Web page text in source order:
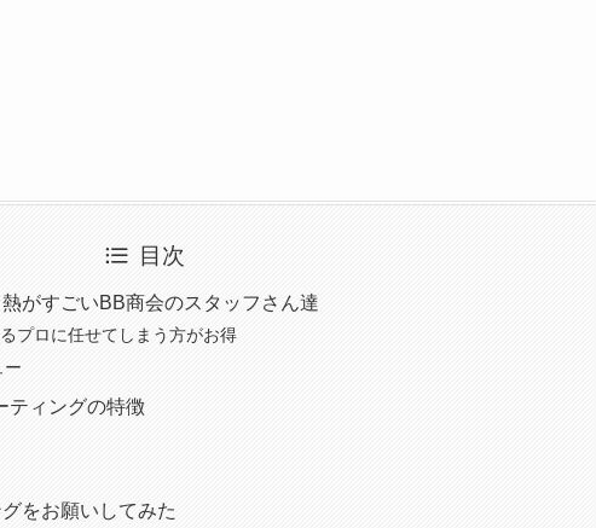
目次
がすごいBB商会のスタッフさん達
プロに任せてしまう方がお得
ー
ティングの特徴
をお願いしてみた